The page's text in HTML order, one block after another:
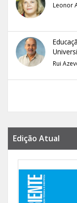
Leonor
Rui
Edição Atual